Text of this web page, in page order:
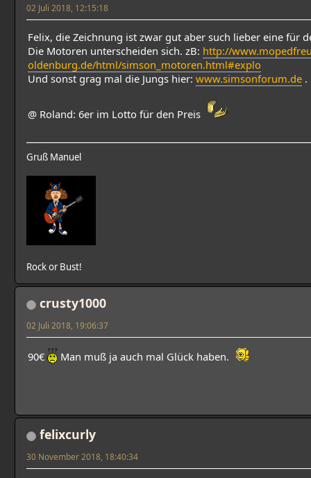
02 Juli 2018, 12:15:18
Felix, die Zeichnung ist zwar gut aber such lieber eine für
Die Motoren unterscheiden sich. zB: http://
oldenburg.de/html/simson_motoren.html#explo
Und sonst grag mal die Jungs hier: www.simsonforum.de .
@ Roland: 6er im Lotto für den Preis
Gruß Manuel
Rock or Bust!
crusty1000
02 Juli 2018, 19:06:37
90€ Man muß ja auch mal Glück haben.
felixcurly
30 November 2018, 18:40:34